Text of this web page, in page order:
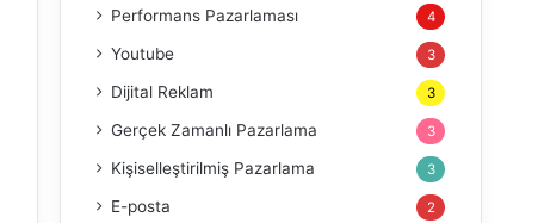
Performans Pazarlaması 4
Youtube 3
Dijital Reklam 3
Gerçek Zamanlı Pazarlama 3
Kişiselleştirilmiş Pazarlama 3
E-posta 2